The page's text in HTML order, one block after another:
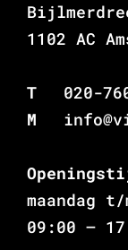
1102 AC
T
020-
M
maandag
09:00 –